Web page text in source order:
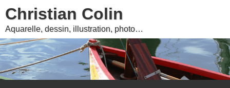
Christian Colin
Aquarelle, dessin, illustration, photo…